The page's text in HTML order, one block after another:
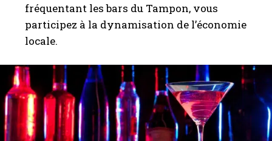
fréquentant les bars du Tampon, vous
participez à la dynamisation de l’économie
locale.